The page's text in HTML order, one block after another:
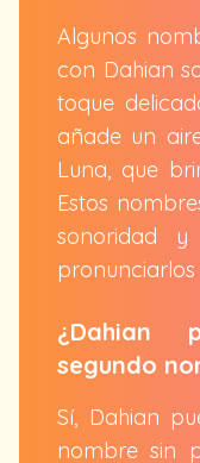
Algunos
con Dahian
toque
añade un
Luna, que
Estos
sonoridad
pronunciarlos
¿Dahian
segundo
Sí, Dahian
nombre sin